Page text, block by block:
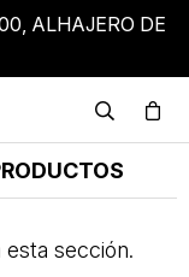
ALHAJERO DE
sección.